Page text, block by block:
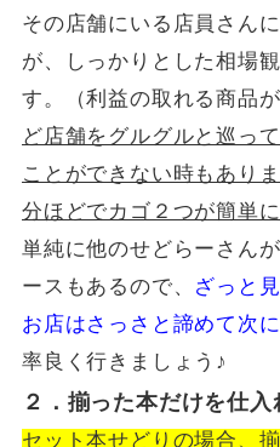
その店舗にいる店員さん
が、しっかりとした相場
す。（利益の取れる商品
ど店舗をグルグルと巡っ
ことができない時もあり
分ほどでカゴ２つが簡単
単純に他のせどらーさん
ースもあるので、 ざっと
お店はさっさと諦めて次
率良く行きましょう♪
２．揃った本だけを仕入
セット本せどりの場合、